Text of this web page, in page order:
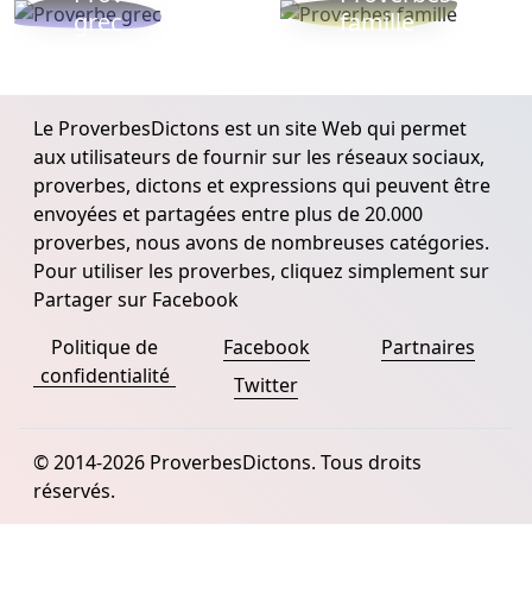
grec
famille
Le ProverbesDictons est un site Web qui permet
aux utilisateurs de fournir sur les réseaux sociaux,
proverbes, dictons et expressions qui peuvent être
envoyées et partagées entre plus de 20.000
proverbes, nous avons de nombreuses catégories.
Pour utiliser les proverbes, cliquez simplement sur
Partager sur Facebook
Politique de
confidentialité
Facebook
Twitter
Partnaires
© 2014-2026 ProverbesDictons. Tous droits
réservés.